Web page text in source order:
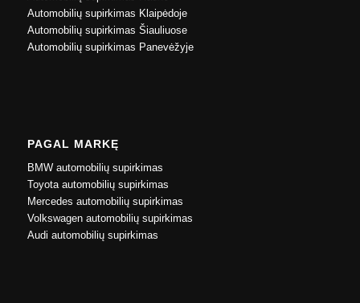
Automobilių supirkimas Klaipėdoje
Automobilių supirkimas Šiauliuose
Automobilių supirkimas Panevėžyje
PAGAL MARKĘ
BMW automobilių supirkimas
Toyota automobilių supirkimas
Mercedes automobilių supirkimas
Volkswagen automobilių supirkimas
Audi automobilių supirkimas